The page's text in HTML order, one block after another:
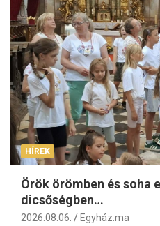
HÍREK
Örök örömben és soha
dicsőségben…
2026.08.06. Egyház.ma